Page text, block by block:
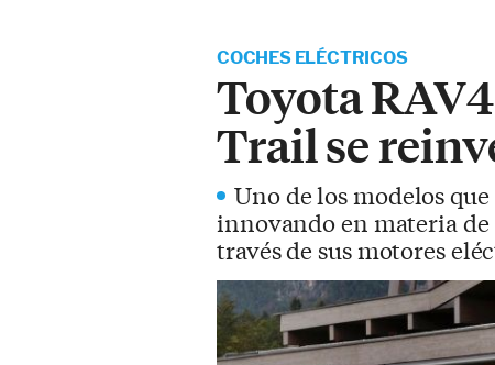
COCHES ELÉCTRICOS
Toyota
Trail se
Uno de los modelos
innovando en materia de
través de sus motores